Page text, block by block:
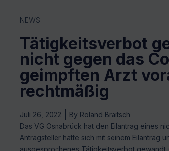
NEWS
Tätigkeitsverbot
nicht gegen das
geimpften Arzt
rechtmäßig
Juli 26, 2022 By Roland Braitsch
Das VG Osnabrück hat den Eilantrag eines
Antragsteller hatte sich mit seinem Eilantrag
ausgesprochenes Tätigkeitsverbot gewandt